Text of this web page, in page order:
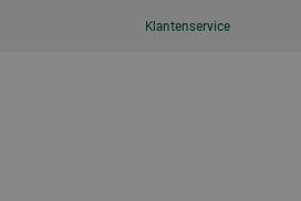
Klantenservice